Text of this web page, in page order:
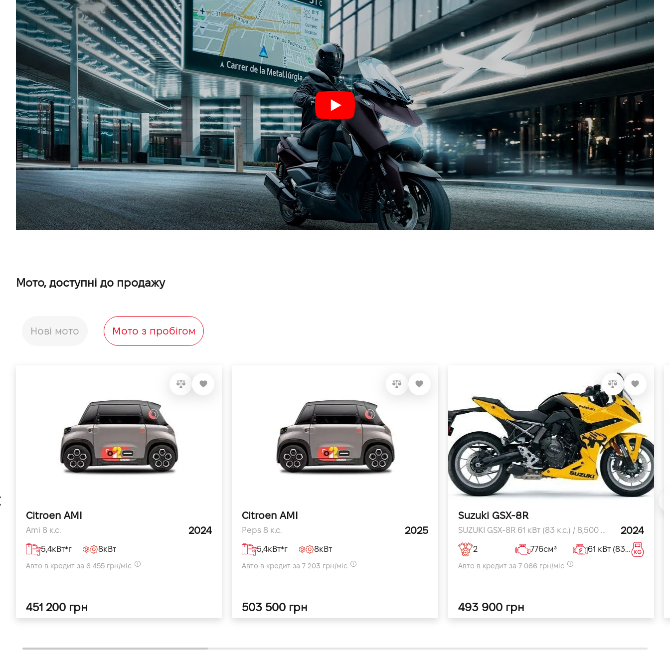
Мото, доступні до продажу
Нові мото Мото з пробігом
Citroen AMI
Ami 8 к.с. 2024
5,4кВт*г 8кВт
Авто в кредит за 6 455 грн/міс
451 200 грн
Citroen AMI
Peps 8 к.с. 2025
5,4кВт*г 8кВт
Авто в кредит за 7 203 грн/міс
503 500 грн
Suzuki GSX-8R
SUZUKI GSX-8R 61 кВт (83 к.с.) / 8,500 об/хв к.с. 2024
2 776см³ 61 кВт (83 к.с.) / 8,500 об/хвкВт
Авто в кредит за 7 066 грн/міс
493 900 грн